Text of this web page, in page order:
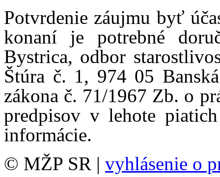
Potvrdenie záujmu byť
konaní je potrebné
Bystrica, odbor
Štúra č. 1, 974 05
zákona č. 71/1967 Zb. o
predpisov v lehote
informácie.
© MŽP SR | vyhlásenie o